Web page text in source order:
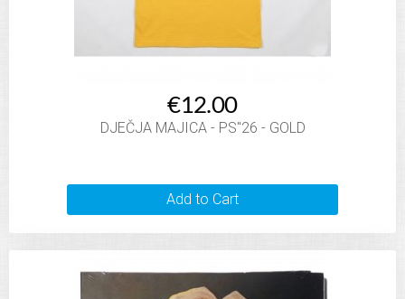
€12.00
DJEČJA MAJICA - PS"26 - GOLD
Add to Cart